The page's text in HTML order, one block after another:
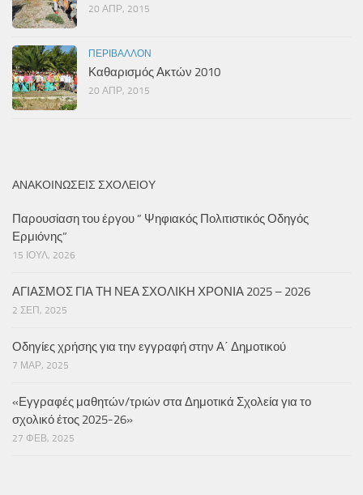
20 ΑΠΡ, 2015
ΠΕΡΙΒΆΛΛΟΝ
Καθαρισμός Ακτών 2010
20 ΑΠΡ, 2015
ΑΝΑΚΟΙΝΏΣΕΙΣ ΣΧΟΛΕΊΟΥ
Παρουσίαση του έργου ” Ψηφιακός Πολιτιστικός Οδηγός
Ερμιόνης”
15 ΙΟΎΛ, 2026
ΑΓΙΑΣΜΟΣ ΓΙΑ ΤΗ ΝΕΑ ΣΧΟΛΙΚΗ ΧΡΟΝΙΑ 2025 – 2026
2 ΣΕΠ, 2025
Οδηγίες χρήσης για την εγγραφή στην Α΄ Δημοτικού
7 ΜΑΡ, 2025
«Εγγραφές μαθητών/τριών στα Δημοτικά Σχολεία για το
σχολικό έτος 2025-26»
27 ΦΕΒ, 2025